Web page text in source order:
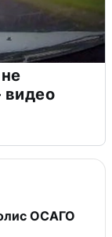
видео
ОСАГО